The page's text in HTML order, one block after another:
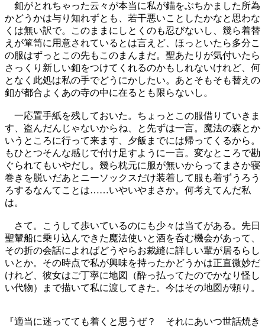
釦がとれちゃった云々が本当に私が錨をぶちかました所為
かどうかは与り知れずとも、若干悪いことしたかなと思わな
くは無い訳で。このままにしとくのも忍びないし、幾ら着替
えが箪笥に用意されているとは言えど、ほっといたら多分こ
の服はずっとこの先もこのまんまだ。聖あたりが気付いたら
さっくり新しい釦をつけてくれるのかもしれないけれど、何
となく此処は私の手でどうにかしたい。あとそもそも替えの
釦が都合よくあの寺の中に在るとも限らないし。
一応置手紙を残しておいた。ちょっとこの服借りていきま
す、盗んだんじゃないからね、と先ずは一言。魔法の森とか
いうところに行って来ます、夕飯までには帰ってくるから。
もひとつそんな感じで付け足すように一言。変なところで勘
ぐられてもいやだし。幾ら枕元に服が無いからってまさか寝
巻きを脱いだあとニーソックスだけ装着して服も着ずうろう
ろするなんてことは……いやいやまさか。何考えてんだ私
は。
さて。こうして歩いているのにも少々は当てがある。先日
聖輦船に乗り込んできた魔法使いと酒を呑む機会があって、
その折の会話によればどうやらお裁縫に詳しい輩が居るらし
いとか。その時点で私が興味を持ったかどうかは正直微妙だ
けれど、彼女はご丁寧に地図（酔っ払ってたのでかなり怪し
い代物）まで描いて私に渡してきた。今はその地図が頼り。
『適当に迷ってても着くと思うぜ？ それにあいつ世話焼き